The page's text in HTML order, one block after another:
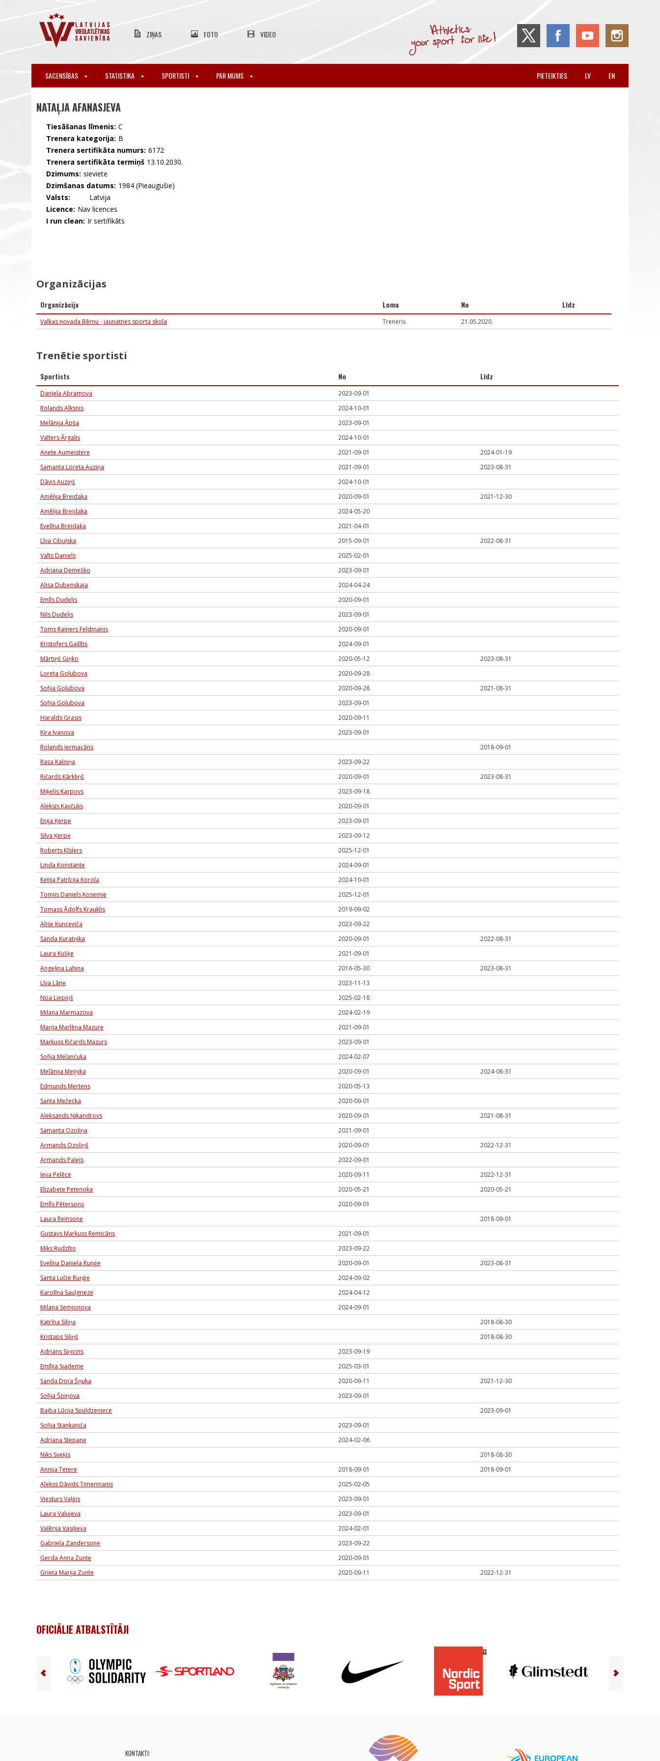
ZIŅAS FOTO VIDEO
SACENSĪBAS STATISTIKA SPORTISTI PAR MUMS EN
LV
PIETEIKTIES
NATAĻJA AFANASJEVA
Tiesāšanas līmenis: C
Trenera kategorija: B
Trenera sertifikāta numurs: 6172
Trenera sertifikāta termiņš 13.10.2030.
Dzimums: sieviete
Dzimšanas datums: 1984 (Pieaugušie)
Valsts:
🇱🇻 Latvija
Licence: Nav licences
I run clean: Ir sertifikāts
Organizācijas
Organizācija Loma No Līdz
Valkas novada Bērnu - jaunatnes sporta skola Treneris 21.05.2020.
Trenētie sportisti
Sportists No Līdz
Daniela Abramova
2023-09-01
Rolands Alksnis
2024-10-01
Melānija Āpša
2023-09-01
Valters Ārgalis
2024-10-01
Anete Aumeistere
2021-09-01
2024-01-19
Samanta Loreta Auziņa
2021-09-01
2023-08-31
Dāvis Auziņš
2024-10-01
Amēlija Breidaka
2020-09-01
2021-12-30
Amēlija Breidaka
2024-05-20
Evelīna Breidaka
2021-04-01
Līva Cibuļska
2015-09-01
2022-08-31
Valts Daniels
2025-02-01
Adriana Demeško
2023-09-01
Alisa Dubenskaja
2024-04-24
Emīls Dudelis
2020-09-01
Nils Dudelis
2023-09-01
Toms Rainers Feldmanis
2020-09-01
Kristofers Gailītis
2024-09-01
Mārtiņš Giņko
2020-05-12
2023-08-31
Loreta Golubova
2020-09-28
Sofija Golubova
2020-09-28
2021-08-31
Sofija Golubova
2023-09-01
Haralds Grasis
2020-09-11
Kira Ivanova
2023-09-01
Rolands Jermacāns
2018-09-01
Rasa Kalniņa
2023-09-22
Ričards Kārkliņš
2020-09-01
2023-08-31
Miķelis Karpovs
2023-09-18
Aleksis Kavčuks
2020-09-01
Enija Ķerpe
2023-09-01
Silva Ķerpe
2023-09-12
Roberts Kīslers
2025-12-01
Linda Konstante
2024-09-01
Ketija Patrīcija Korola
2024-10-01
Tomijs Daniels Kosemje
2025-12-01
Tomass Ādolfs Krauklis
2019-09-02
Alise Kunceviča
2023-09-22
Sanda Kuratņika
2020-09-01
2022-08-31
Laura Kušķe
2021-09-01
Angeļina Lahina
2016-05-30
2023-08-31
Līva Lāne
2023-11-13
Noa Liepiņš
2025-02-18
Milana Marmazova
2024-02-19
Marija Marlēna Mazure
2021-09-01
Markuss Ričards Mazurs
2023-09-01
Sofija Melančuka
2024-02-07
Melānija Meļņika
2020-09-01
2024-08-31
Edmunds Mertens
2020-05-13
Santa Mežecka
2020-09-01
Aleksands Ņikandrovs
2020-09-01
2021-08-31
Samanta Ozoliņa
2021-09-01
Armands Ozoliņš
2020-09-01
2022-12-31
Armands Palejs
2022-09-01
Ieva Pelēce
2020-09-11
2022-12-31
Elizabete Petenoka
2020-05-21
2020-05-21
Emīls Pētersons
2020-09-01
Laura Reinsone
2018-09-01
Gustavs Markuss Remicāns
2021-09-01
Miks Rudzītis
2023-09-22
Evelīna Daniela Runģe
2020-09-01
2023-08-31
Santa Luīze Ruņģe
2024-09-02
Karolīna Saulgrieze
2024-04-12
Milana Semjonova
2024-09-01
Katrīna Siliņa
2018-08-30
Kristaps Siliņš
2018-08-30
Adrians Siņicins
2023-09-19
Emīlija Sjademe
2025-03-01
Sanda Dora Šņuka
2020-09-11
2021-12-30
Sofija Špiņova
2023-09-01
Baiba Lūcija Spuldzeniece
2023-09-01
Sofija Stankaniča
2023-09-01
Adriana Stepane
2024-02-06
Niks Sveķis
2018-08-30
Annija Tetere
2018-09-01
2018-09-01
Alekss Dāvids Timermanis
2025-02-05
Viesturs Vaļģis
2023-09-01
Laura Valujeva
2023-09-01
Valērija Vasiļjeva
2024-02-01
Gabriela Zandersone
2023-09-22
Gerda Anna Zunte
2020-09-01
Grieta Marija Zunte
2020-09-11 2022-12-31
OFICIĀLIE ATBALSTĪTĀJI
KONTAKTI: